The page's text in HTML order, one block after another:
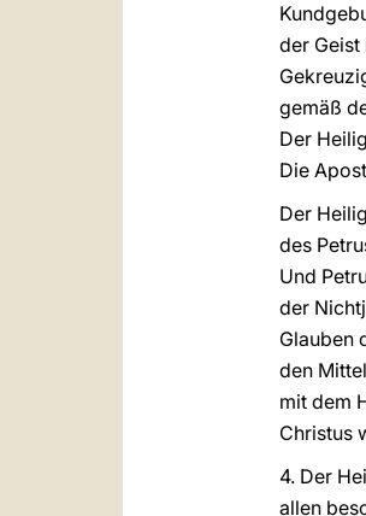
der Geist
gemäß
Der
Die
Der
des
Und
der
Glauben
den
mit dem
Christus
4. Der
allen